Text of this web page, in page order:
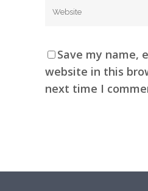
Save my name,
website in this
next time I